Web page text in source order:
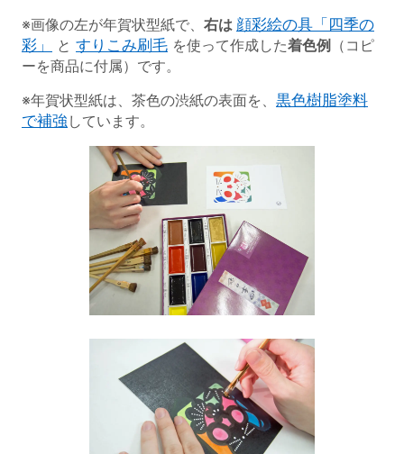
※画像の左が年賀状型紙で、 右は 顔彩絵の具「四季の
彩」
と すりこみ刷毛 を使って作成した着色例
（コピ
ーを商品に付属）です。
※年賀状型紙は、茶色の渋紙の表面を、 黒色樹脂塗料
で補強 しています。